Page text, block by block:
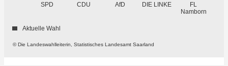
SPD CDU AfD DIE LINKE
FL
Namborn
© Die Landeswahlleiterin, Statistisches Landesamt Saarland
Aktuelle Wahl